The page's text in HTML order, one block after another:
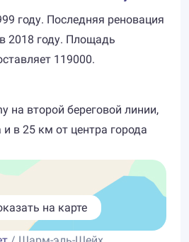
году. Последняя реновация
2018 году. Площадь
119000.
на второй береговой линии,
в 25 км от центра города
на карте